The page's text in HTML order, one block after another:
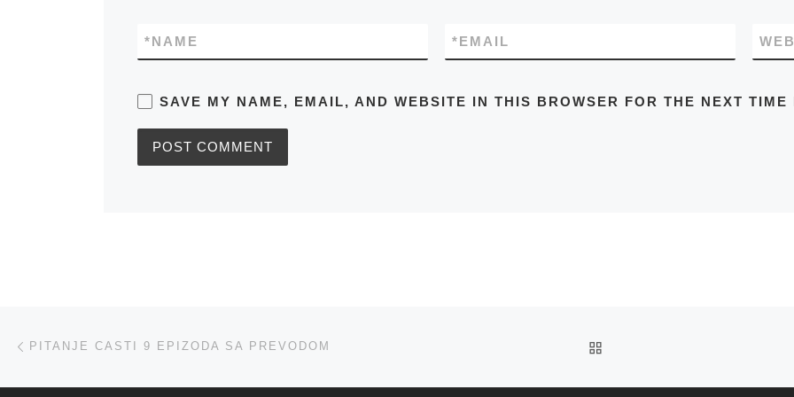
NAME
* EMAIL
*
SAVE MY NAME, EMAIL, AND WEBSITE IN THIS BROWSER FOR THE NEXT TIME
Post navigation
PITANJE CASTI 9 EPIZODA SA PREVODOM